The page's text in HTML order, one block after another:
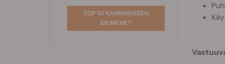
TOP 10 KANNABIKSEN
SIEMENET